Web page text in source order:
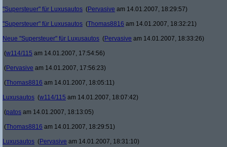
"Supersteuer" für Luxusautos (Pervasive am 14.01.2007, 18:29:57)
"Supersteuer" für Luxusautos (Thomas8816 am 14.01.2007, 18:32:21)
Neue "Supersteuer" für Luxusautos (Pervasive am 14.01.2007, 18:33:26)
(w114/115 am 14.01.2007, 17:54:56)
(Pervasive am 14.01.2007, 17:56:23)
(Thomas8816 am 14.01.2007, 18:05:11)
Luxusautos (w114/115 am 14.01.2007, 18:07:42)
(patos am 14.01.2007, 18:13:05)
(Thomas8816 am 14.01.2007, 18:29:51)
Luxusautos (Pervasive am 14.01.2007, 18:31:10)